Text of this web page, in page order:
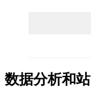
数据分析和